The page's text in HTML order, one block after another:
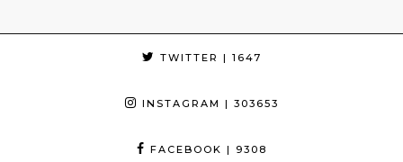
TWITTER | 1647
INSTAGRAM | 303653
FACEBOOK | 9308